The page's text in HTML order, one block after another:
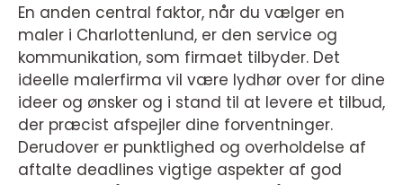
En anden central faktor, når du vælger en
maler i Charlottenlund, er den service og
kommunikation, som firmaet tilbyder. Det
ideelle malerfirma vil være lydhør over for dine
ideer og ønsker og i stand til at levere et tilbud,
der præcist afspejler dine forventninger.
Derudover er punktlighed og overholdelse af
aftalte deadlines vigtige aspekter af god